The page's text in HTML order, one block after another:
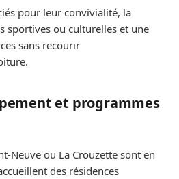
pour leur convivialité, la
sportives ou culturelles et une
sans recourir
et programmes
Neuve ou La Crouzette sont en
des résidences